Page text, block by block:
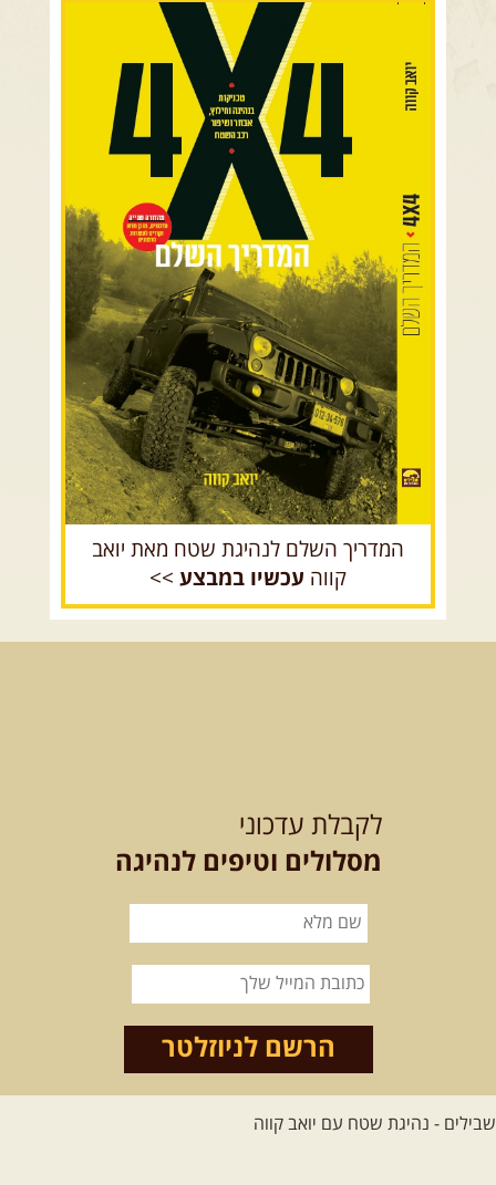
צרו קשר עם שבילים
אודות יואב קווה והאתר שבילים
רמת הגולן וגליל עליון
כרמל ורמות מנשה
בקעת הירדן והשומרון
השרון ומישור החוף
הרי ירושלים והשפלה
מדבר יהודה וים המלח
צפון ומערב הנגב
הר הנגב והערבה
רכב שטח רך רכב שטח קשוח
המדריך השלם לנהיגת שטח מאת יואב
קווה עכשיו במבצע >>
לקבלת עדכוני
מסלולים וטיפים לנהיגה
הרשם לניוזלטר